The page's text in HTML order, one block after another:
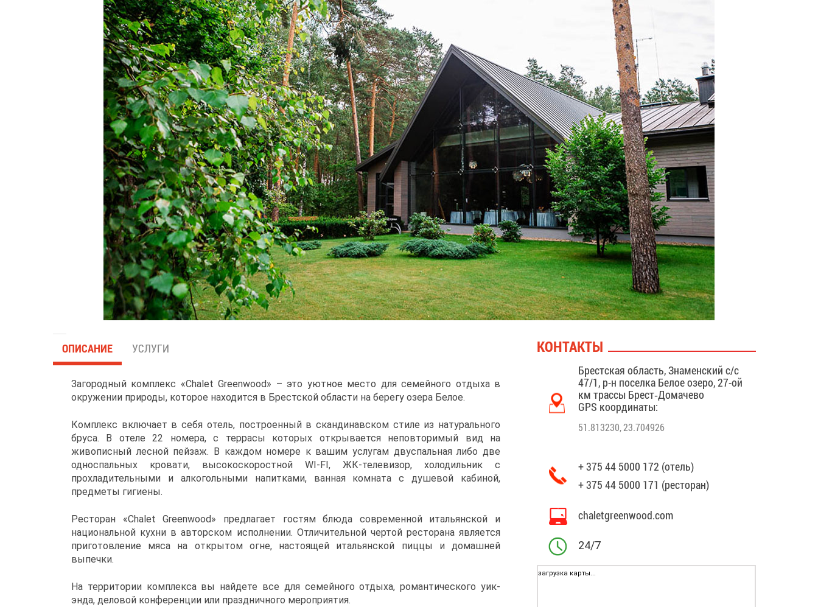
ОПИСАНИЕ УСЛУГИ
Загородный комплекс «Chalet Greenwood» – это уютное место для семейного отдыха в
окружении природы, которое находится в Брестской области на берегу озера Белое.
Комплекс включает в себя отель, построенный в скандинавском стиле из натурального
бруса. В отеле 22 номера, с террасы которых открывается неповторимый вид на
живописный лесной пейзаж. В каждом номере к вашим услугам двуспальная либо две
односпальных кровати, высокоскоростной WI-FI, ЖК-телевизор, холодильник с
прохладительными и алкогольными напитками, ванная комната с душевой кабиной,
предметы гигиены.
Ресторан «Chalet Greenwood» предлагает гостям блюда современной итальянской и
национальной кухни в авторском исполнении. Отличительной чертой ресторана является
приготовление мяса на открытом огне, настоящей итальянской пиццы и домашней
выпечки.
На территории комплекса вы найдете все для семейного отдыха, романтического уик-
энда, деловой конференции или праздничного мероприятия.
КОНТАКТЫ
Брестская область, Знаменский с/с
47/1, р-н поселка Белое озеро, 27-ой
км трассы Брест‑Домачево
GPS координаты:
51.813230, 23.704926
+ 375 44 5000 172 (отель)
+ 375 44 5000 171 (ресторан)
chaletgreenwood.com
24/7
загрузка карты...